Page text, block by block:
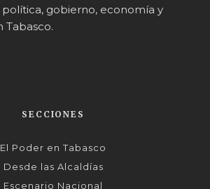
gobierno, economía y
SECCIONES
El Poder en Tabasco
Desde las Alcaldías
Escenario Nacional